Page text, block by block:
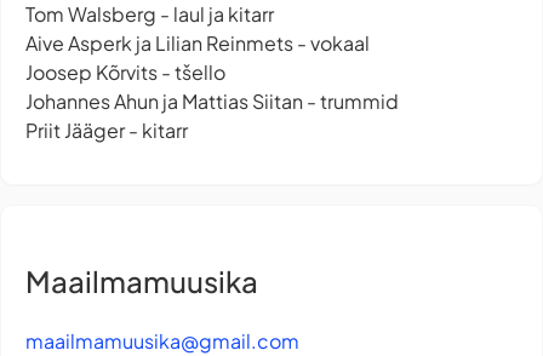
Tom Walsberg - laul ja kitarr
Aive Asperk ja Lilian Reinmets - vokaal
Joosep Kõrvits - tšello
Johannes Ahun ja Mattias Siitan - trummid
Priit Jääger - kitarr
Maailmamuusika
maailmamuusika@gmail.com